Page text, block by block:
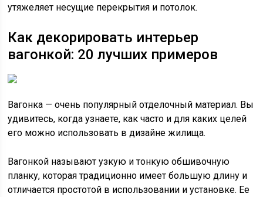
утяжеляет несущие перекрытия и потолок.
Как декорировать интерьер
вагонкой: 20 лучших примеров
Вагонка — очень популярный отделочный материал. Вы
удивитесь, когда узнаете, как часто и для каких целей
его можно использовать в дизайне жилища.
Вагонкой называют узкую и тонкую обшивочную
планку, которая традиционно имеет большую длину и
отличается простотой в использовании и установке. Ее